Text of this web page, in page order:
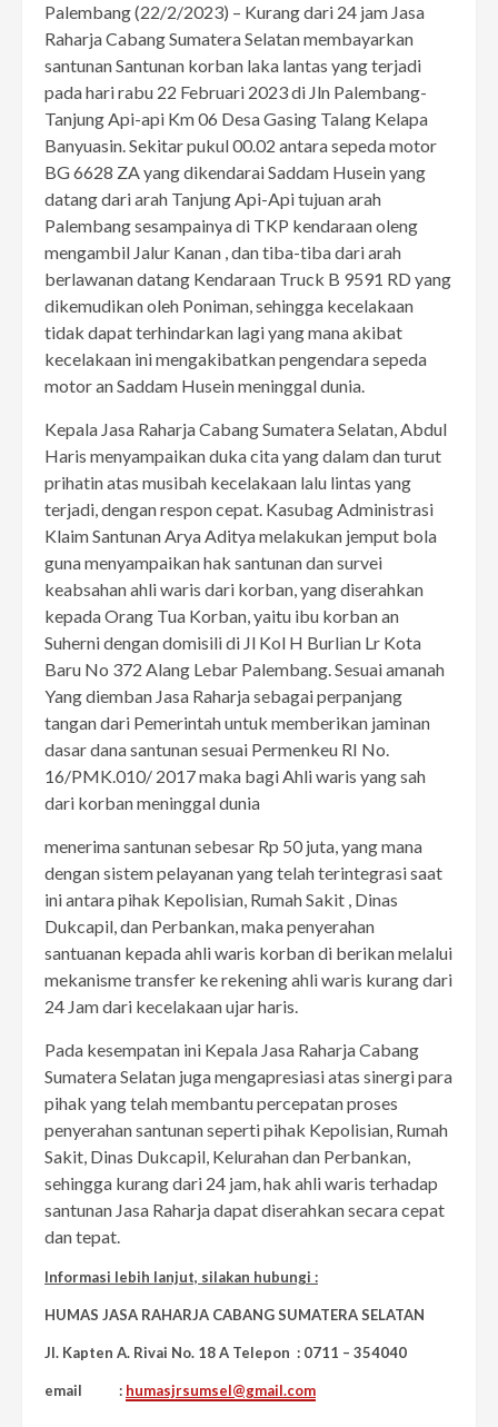
Palembang (22/2/2023) – Kurang dari 24 jam Jasa
Raharja Cabang Sumatera Selatan membayarkan
santunan Santunan korban laka lantas yang terjadi
pada hari rabu 22 Februari 2023 di Jln Palembang-
Tanjung Api-api Km 06 Desa Gasing Talang Kelapa
Banyuasin. Sekitar pukul 00.02 antara sepeda motor
BG 6628 ZA yang dikendarai Saddam Husein yang
datang dari arah Tanjung Api-Api tujuan arah
Palembang sesampainya di TKP kendaraan oleng
mengambil Jalur Kanan , dan tiba-tiba dari arah
berlawanan datang Kendaraan Truck B 9591 RD yang
dikemudikan oleh Poniman, sehingga kecelakaan
tidak dapat terhindarkan lagi yang mana akibat
kecelakaan ini mengakibatkan pengendara sepeda
motor an Saddam Husein meninggal dunia.
Kepala Jasa Raharja Cabang Sumatera Selatan, Abdul
Haris menyampaikan duka cita yang dalam dan turut
prihatin atas musibah kecelakaan lalu lintas yang
terjadi, dengan respon cepat. Kasubag Administrasi
Klaim Santunan Arya Aditya melakukan jemput bola
guna menyampaikan hak santunan dan survei
keabsahan ahli waris dari korban, yang diserahkan
kepada Orang Tua Korban, yaitu ibu korban an
Suherni dengan domisili di Jl Kol H Burlian Lr Kota
Baru No 372 Alang Lebar Palembang. Sesuai amanah
Yang diemban Jasa Raharja sebagai perpanjang
tangan dari Pemerintah untuk memberikan jaminan
dasar dana santunan sesuai Permenkeu RI No.
16/PMK.010/ 2017 maka bagi Ahli waris yang sah
dari korban meninggal dunia
menerima santunan sebesar Rp 50 juta, yang mana
dengan sistem pelayanan yang telah terintegrasi saat
ini antara pihak Kepolisian, Rumah Sakit , Dinas
Dukcapil, dan Perbankan, maka penyerahan
santuanan kepada ahli waris korban di berikan melalui
mekanisme transfer ke rekening ahli waris kurang dari
24 Jam dari kecelakaan ujar haris.
Pada kesempatan ini Kepala Jasa Raharja Cabang
Sumatera Selatan juga mengapresiasi atas sinergi para
pihak yang telah membantu percepatan proses
penyerahan santunan seperti pihak Kepolisian, Rumah
Sakit, Dinas Dukcapil, Kelurahan dan Perbankan,
sehingga kurang dari 24 jam, hak ahli waris terhadap
santunan Jasa Raharja dapat diserahkan secara cepat
dan tepat.
Informasi lebih lanjut, silakan hubungi :
HUMAS JASA RAHARJA CABANG SUMATERA SELATAN
Jl. Kapten A. Rivai No. 18 A Telepon : 0711 – 354040
email : humasjrsumsel@gmail.com